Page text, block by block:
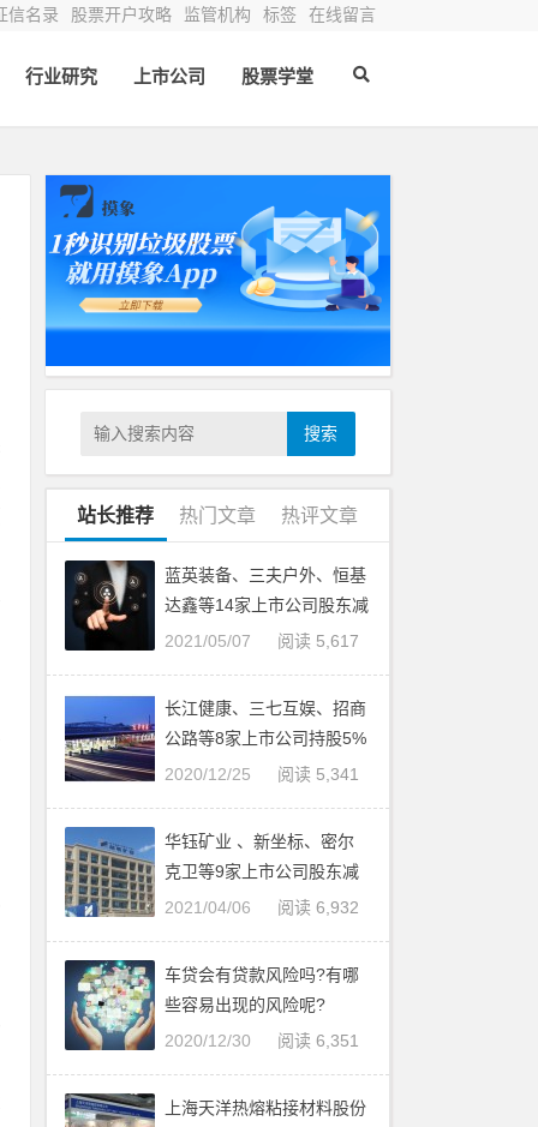
信名录 股票开户攻略 监管机构 标签 在线留言
行业研究 上市公司 股票学堂
搜索
站长推荐 热门文章 热评文章
蓝英装备、三夫户外、恒基
达鑫等14家上市公司股东减
持股份
阅读 5,617
2021/05/07
长江健康、三七互娱、招商
公路等8家上市公司持股5%
股东减持股票
阅读 5,341
2020/12/25
华钰矿业 、新坐标、密尔
克卫等9家上市公司股东减
持股份
阅读 6,932
2021/04/06
车贷会有贷款风险吗?有哪
些容易出现的风险呢?
阅读 6,351
2020/12/30
上海天洋热熔粘接材料股份